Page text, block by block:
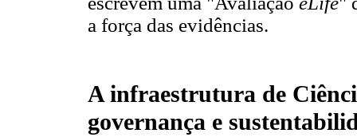
a força das evidências.
A infraestrutura de
governança e